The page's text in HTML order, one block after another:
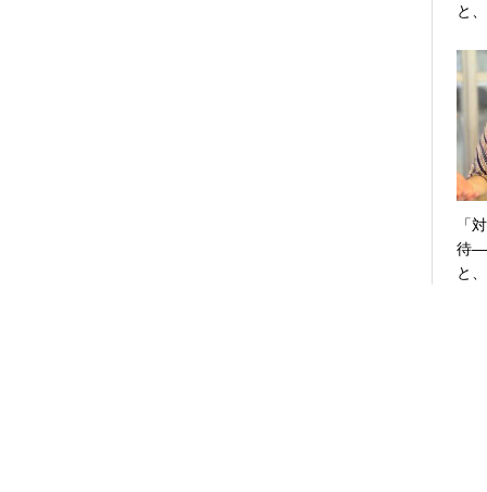
と
「
待
と